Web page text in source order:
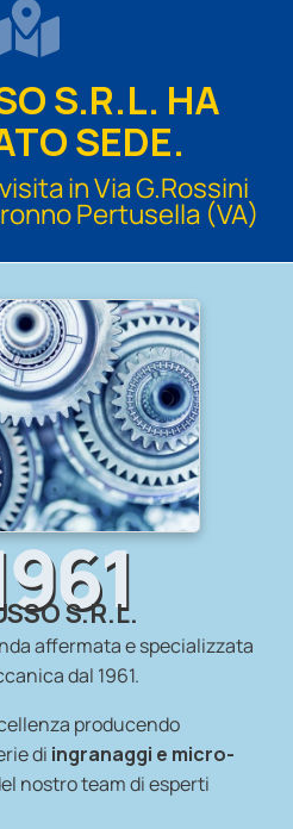
S.R.L. HA
SEDE.
in Via G.Rossini
Pertusella (VA)
S.R.L.
affermata e specializzata
dal 1961.
producendo
di ingranaggi e micro-
nostro team di esperti